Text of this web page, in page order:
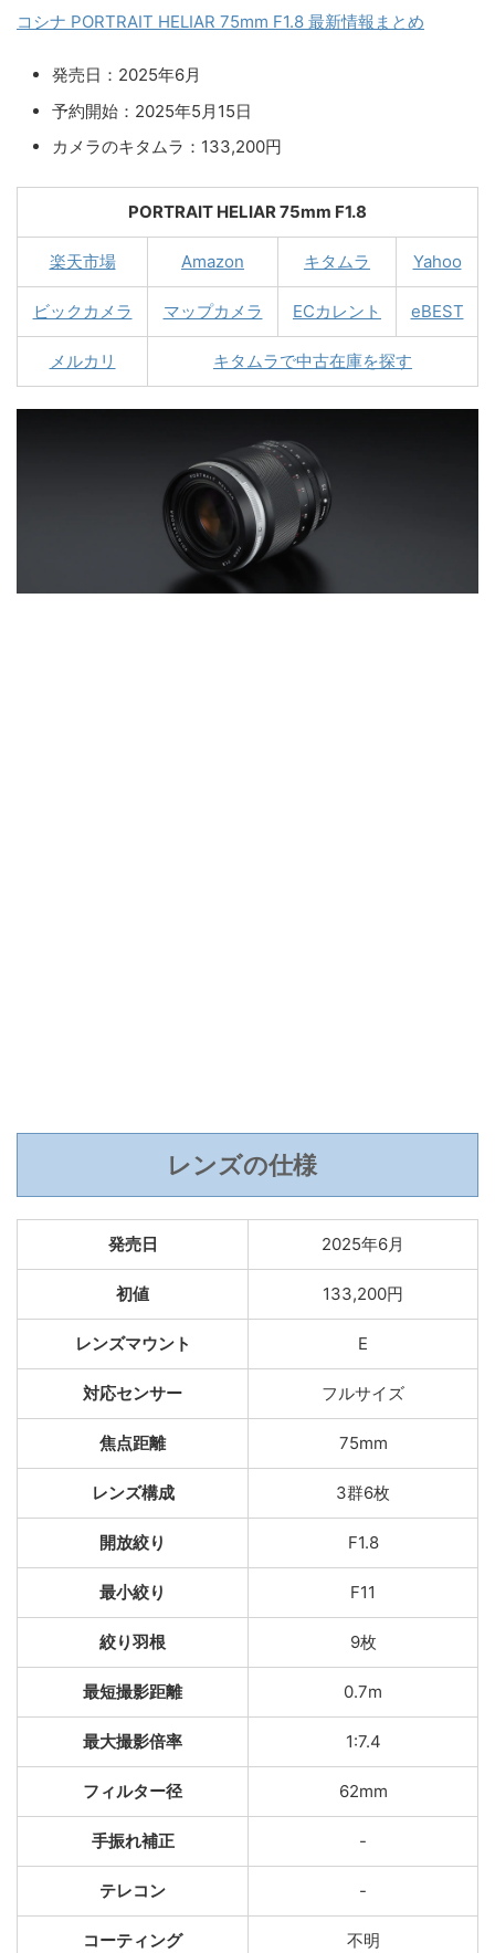
コシナ PORTRAIT HELIAR 75mm F1.8 最新情報まとめ
発売日：2025年6月
予約開始：2025年5月15日
カメラのキタムラ：133,200円
PORTRAIT HELIAR 75mm F1.8
楽天市場 Amazon キタムラ Yahoo
ビックカメラ マップカメラ ECカレント eBEST
メルカリ キタムラで中古在庫を探す
レンズの仕様
発売日 2025年6月
初値 133,200円
レンズマウント E
対応センサー フルサイズ
焦点距離 75mm
レンズ構成 3群6枚
開放絞り F1.8
最小絞り F11
絞り羽根 9枚
最短撮影距離 0.7m
最大撮影倍率 1:7.4
フィルター径 62mm
手振れ補正 -
テレコン -
コーティング 不明